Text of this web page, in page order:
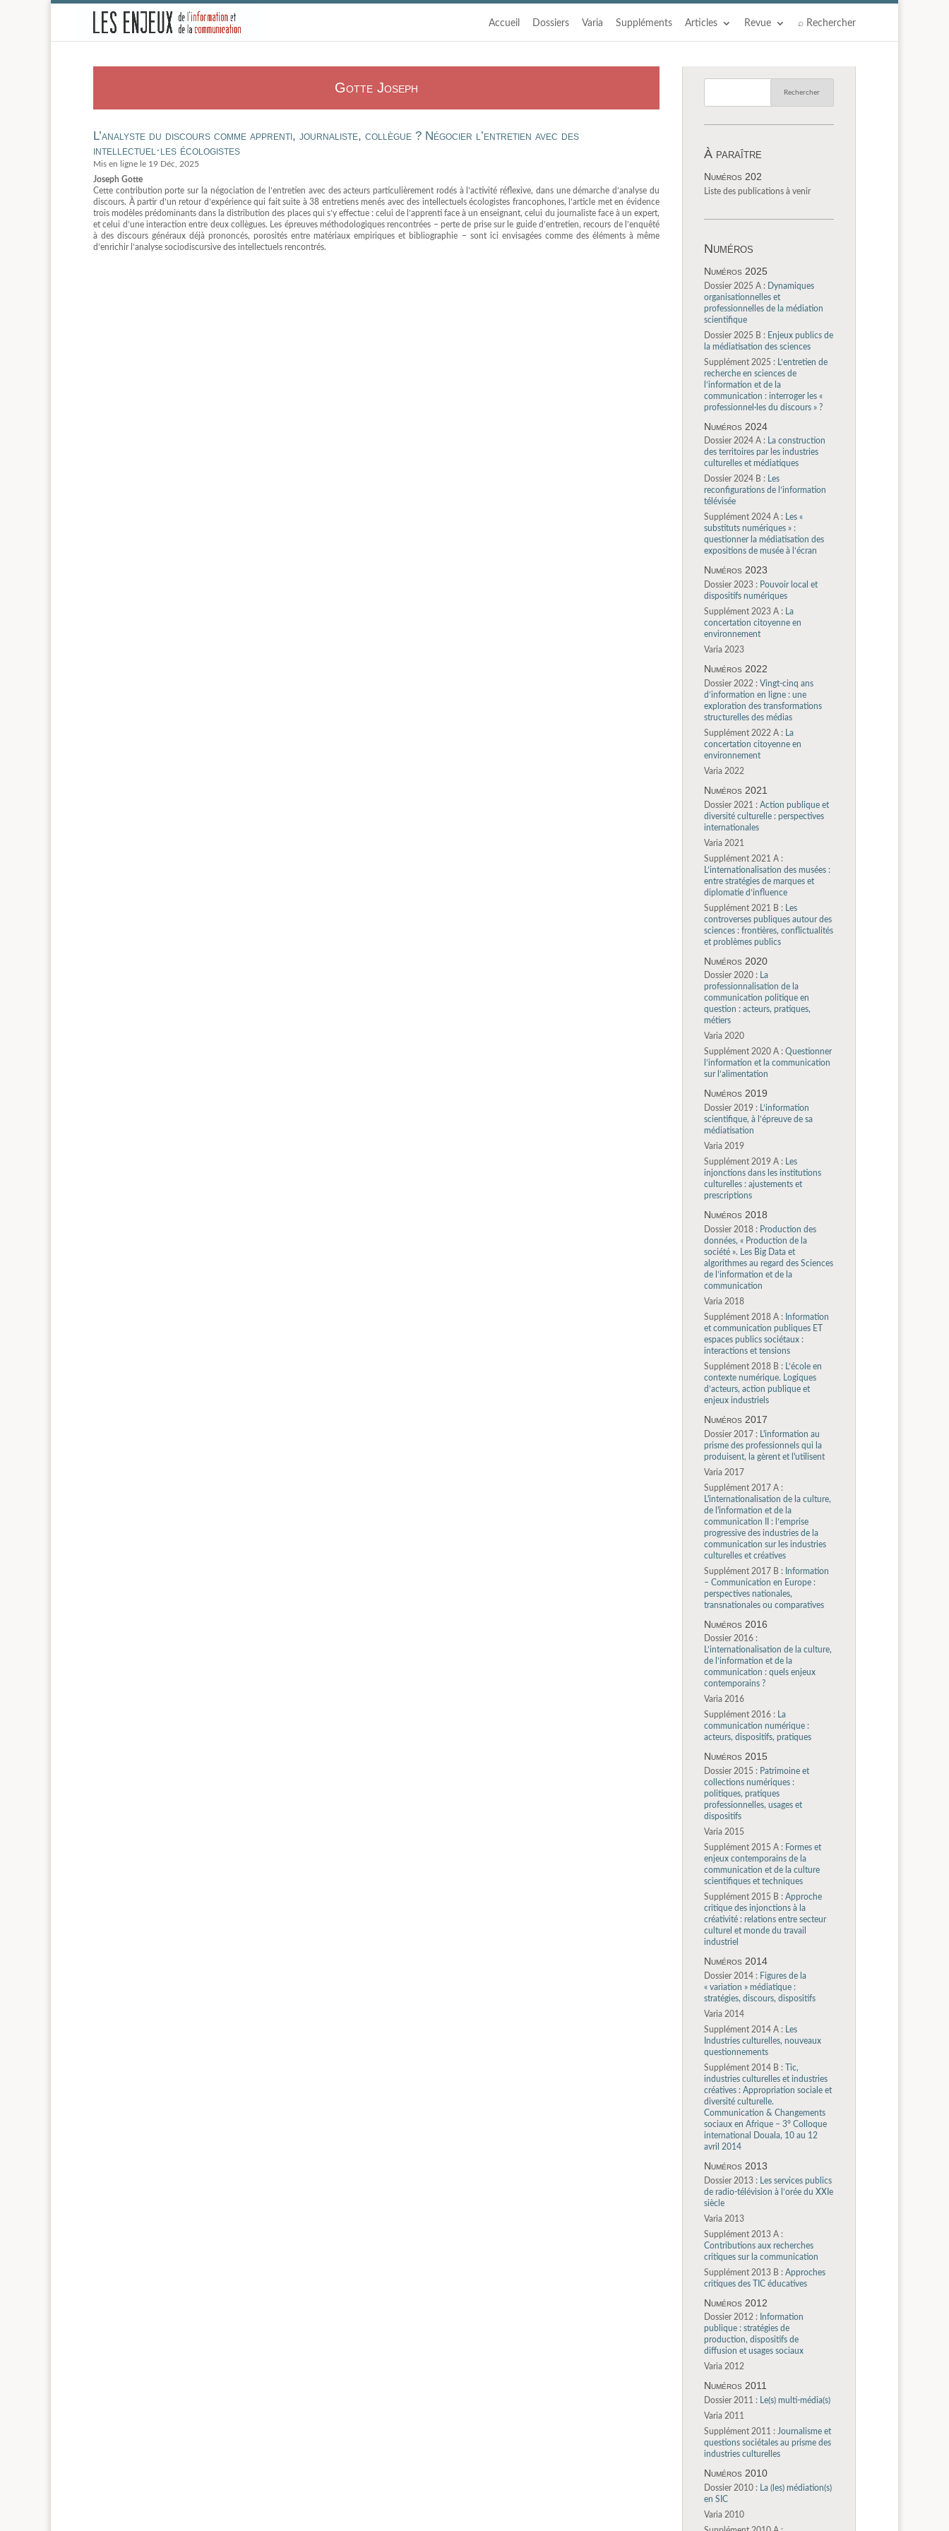
-
Accueil Dossiers Varia Suppléments Articles Revue ⌕ Rechercher
Gotte Joseph
L’analyste du discours comme apprenti, journaliste, collègue ? Négocier l’entretien avec des
intellectuel·les écologistes
19 Déc, 2025
Joseph Gotte
Cette contribution porte sur la négociation de l’entretien avec des acteurs particulièrement rodés à l’activité réflexive, dans une démarche d’analyse du
discours. À partir d’un retour d’expérience qui fait suite à 38 entretiens menés avec des intellectuels écologistes francophones, l’article met en évidence
trois modèles prédominants dans la distribution des places qui s’y effectue : celui de l’apprenti face à un enseignant, celui du journaliste face à un expert,
et celui d’une interaction entre deux collègues. Les épreuves méthodologiques rencontrées – perte de prise sur le guide d’entretien, recours de l’enquêté
à des discours généraux déjà prononcés, porosités entre matériaux empiriques et bibliographie – sont ici envisagées comme des éléments à même
d’enrichir l’analyse sociodiscursive des intellectuels rencontrés.
À paraître
Numéros 202
Liste des publications à venir
Numéros
Numéros 2025
Dossier 2025 A :
Dynamiques
organisationnelles et
professionnelles de la médiation
scientifique
Dossier 2025 B : Enjeux publics de
la médiatisation des sciences
Supplément 2025 : L’entretien de
recherche en sciences de
l’information et de la
communication : interroger les «
professionnel·les du discours » ?
Numéros 2024
Dossier 2024 A : La construction
des territoires par les industries
culturelles et médiatiques
Dossier 2024 B : Les
reconfigurations de l’information
télévisée
Supplément 2024 A : Les «
substituts numériques » :
questionner la médiatisation des
expositions de musée à l’écran
Numéros 2023
Dossier 2023 : Pouvoir local et
dispositifs numériques
Supplément 2023 A : La
concertation citoyenne en
environnement
Varia 2023
Numéros 2022
Dossier 2022 : Vingt-cinq ans
d’information en ligne : une
exploration des transformations
structurelles des médias
Supplément 2022 A : La
concertation citoyenne en
environnement
Varia 2022
Numéros 2021
Dossier 2021 : Action publique et
diversité culturelle : perspectives
internationales
Varia 2021
Supplément 2021 A :
L’internationalisation des musées :
entre stratégies de marques et
diplomatie d’influence
Supplément 2021 B : Les
controverses publiques autour des
sciences : frontières, conflictualités
et problèmes publics
Numéros 2020
Dossier 2020 : La
professionnalisation de la
communication politique en
question : acteurs, pratiques,
métiers
Varia 2020
Supplément 2020 A : Questionner
l’information et la communication
sur l’alimentation
Numéros 2019
Dossier 2019 : L’information
scientifique, à l’épreuve de sa
médiatisation
Varia 2019
Supplément 2019 A : Les
injonctions dans les institutions
culturelles : ajustements et
prescriptions
Numéros 2018
Dossier 2018 : Production des
données, « Production de la
société ». Les Big Data et
algorithmes au regard des Sciences
de l’information et de la
communication
Varia 2018
Supplément 2018 A : Information
et communication publiques ET
espaces publics sociétaux :
interactions et tensions
Supplément 2018 B : L’école en
contexte numérique. Logiques
d’acteurs, action publique et
enjeux industriels
Numéros 2017
Dossier 2017 : L'information au
prisme des professionnels qui la
produisent, la gèrent et l'utilisent
Varia 2017
Supplément 2017 A :
L'internationalisation de la culture,
de l'information et de la
communication II : l’emprise
progressive des industries de la
communication sur les industries
culturelles et créatives
Supplément 2017 B : Information
– Communication en Europe :
perspectives nationales,
transnationales ou comparatives
Numéros 2016
Dossier 2016 :
L’internationalisation de la culture,
de l’information et de la
communication : quels enjeux
contemporains ?
Varia 2016
Supplément 2016 : La
communication numérique :
acteurs, dispositifs, pratiques
Numéros 2015
Dossier 2015 : Patrimoine et
collections numériques :
politiques, pratiques
professionnelles, usages et
dispositifs
Varia 2015
Supplément 2015 A : Formes et
enjeux contemporains de la
communication et de la culture
scientifiques et techniques
Supplément 2015 B : Approche
critique des injonctions à la
créativité : relations entre secteur
culturel et monde du travail
industriel
Numéros 2014
Dossier 2014 : Figures de la
« variation » médiatique :
stratégies, discours, dispositifs
Varia 2014
Supplément 2014 A : Les
Industries culturelles, nouveaux
questionnements
Supplément 2014 B :
Tic,
industries culturelles et industries
créatives : Appropriation sociale et
diversité culturelle.
Communication & Changements
sociaux en Afrique – 3° Colloque
international Douala, 10 au 12
avril 2014
Numéros 2013
Dossier 2013 : Les services publics
de radio-télévision à l’orée du XXIe
siècle
Varia 2013
Supplément 2013 A :
Contributions aux recherches
critiques sur la communication
Supplément 2013 B : Approches
critiques des TIC éducatives
Numéros 2012
Dossier 2012 : Information
publique : stratégies de
production, dispositifs de
diffusion et usages sociaux
Varia 2012
Numéros 2011
Dossier 2011 : Le(s) multi-média(s)
Varia 2011
Supplément 2011 : Journalisme et
questions sociétales au prisme des
industries culturelles
Numéros 2010
Dossier 2010 : La (les) médiation(s)
en SIC
Varia 2010